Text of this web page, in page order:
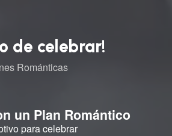
de celebrar!
Románticas
un Plan Romántico
para celebrar